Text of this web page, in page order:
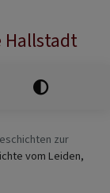
Hallstadt
zur
vom Leiden,